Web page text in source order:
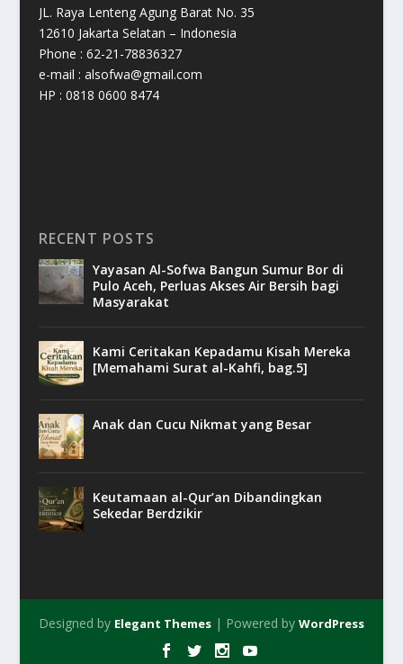
JL. Raya Lenteng Agung Barat No. 35
12610 Jakarta Selatan – Indonesia
Phone : 62-21-78836327
e-mail : alsofwa@gmail.com
HP : 0818 0600 8474
RECENT POSTS
Yayasan Al-Sofwa Bangun Sumur Bor di
Pulo Aceh, Perluas Akses Air Bersih bagi
Masyarakat
Kami Ceritakan Kepadamu Kisah Mereka
[Memahami Surat al-Kahfi, bag.5]
Anak dan Cucu Nikmat yang Besar
Keutamaan al-Qur’an Dibandingkan
Sekedar Berdzikir
Designed by Elegant Themes| Powered by WordPress